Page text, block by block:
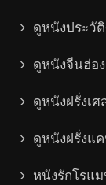
ดูหนังประวั
ดูหนังจีนฮ่อง
ดูหนังฝรั่งเศ
ดูหนังฝรั่งแ
หนังรักโรแ